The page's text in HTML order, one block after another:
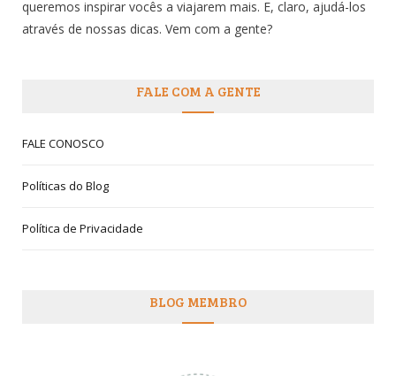
queremos inspirar vocês a viajarem mais. E, claro, ajudá-los
através de nossas dicas. Vem com a gente?
FALE COM A GENTE
FALE CONOSCO
Políticas do Blog
Política de Privacidade
BLOG MEMBRO